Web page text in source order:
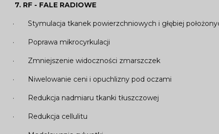
7. RF - FALE RADIOWE
· Stymulacja tkanek powierzchniowych i głębiej
· Poprawa mikrocyrkulacji
· Zmniejszenie widoczności zmarszczek
· Niwelowanie ceni i opuchlizny pod oczami
· Redukcja nadmiaru tkanki tłuszczowej
· Redukcja cellulitu